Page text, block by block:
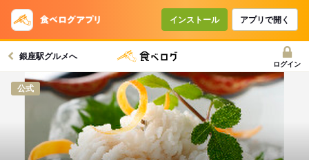
インストール アプリで開く
銀座駅グルメへ
ログイン
公式